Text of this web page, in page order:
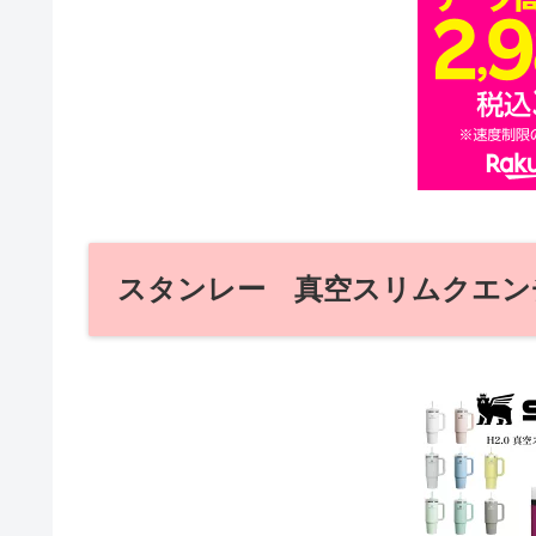
スタンレー 真空スリムクエン